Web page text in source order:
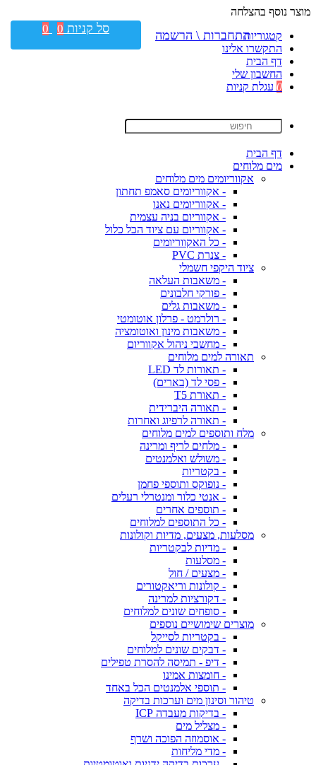
מוצר נוסף בהצלחה
קטגוריות
התקשרו אלינו
דף הבית
החשבון שלי
0 עגלת קניות
דף הבית
מים מלוחים
אקווריומים מים מלוחים
- אקווריומים סאמפ תחתון
- אקווריומים נאנו
- אקווריום בניה עצמית
- אקווריום עם ציוד הכל כלול
- כל האקווריומים
- צנרת PVC
ציוד היקפי חשמלי
- משאבות העלאה
- פורקי חלבונים
- משאבות גלים
- רולרמט - פרלון אוטומטי
- משאבות מינון ואוטומציה
- מחשבי ניהול אקווריום
תאורה למים מלוחים
- תאורות לד LED
- פסי לד (בארים)
- תאורת T5
- תאורה היברידית
- תאורה לרפיוג ואחרות
מלח ותוספים למים מלוחים
- מלחים לריף ומרינה
- משולש ואלמנטים
- בקטריות
- נופוקס ותוספי פחמן
- אנטי כלור ומנטרלי רעלים
- תוספים אחרים
- כל התוספים למלוחים
מסלעות, מצעים, מדיות וקולונות
- מדיות לבקטריות
- מסלעות
- מצעים / חול
- קולונות וריאקטורים
- דקורציות למרינה
- סופחים שונים למלוחים
מוצרים שימושיים נוספים
- בקטריות לסייקל
- דבקים שונים למלוחים
- דיפ - תמיסה להסרת טפילים
- חומצות אמינו
- תוספי אלמנטים הכל באחד
טיהור וסינון מים וערכות בדיקה
- בדיקות מעבדה ICP
- מצליל מים
- אוסמוזה הפוכה ושרף
- מדי מליחות
התחברות \ הרשמה סל קניות 0
0